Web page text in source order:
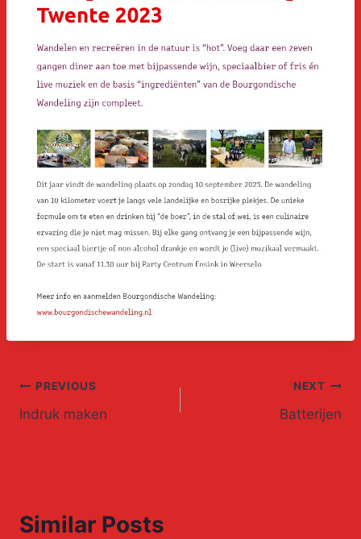
Post
navigation
PREVIOUS
Indruk maken
NEXT
Batterijen
Similar Posts